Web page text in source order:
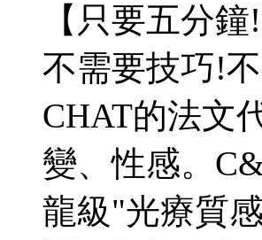
【只要五分
不需要技巧!
CHAT的法文
變、性感。
龍級"光療質